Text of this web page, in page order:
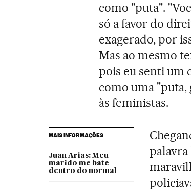
como "puta".
só a favor do
exagerado, por
Mas ao mesmo
pois eu senti um
como uma "puta,
às feministas.
MAIS INFORMAÇÕES
Juan Arias: Meu
marido me bate
dentro do normal
palavra